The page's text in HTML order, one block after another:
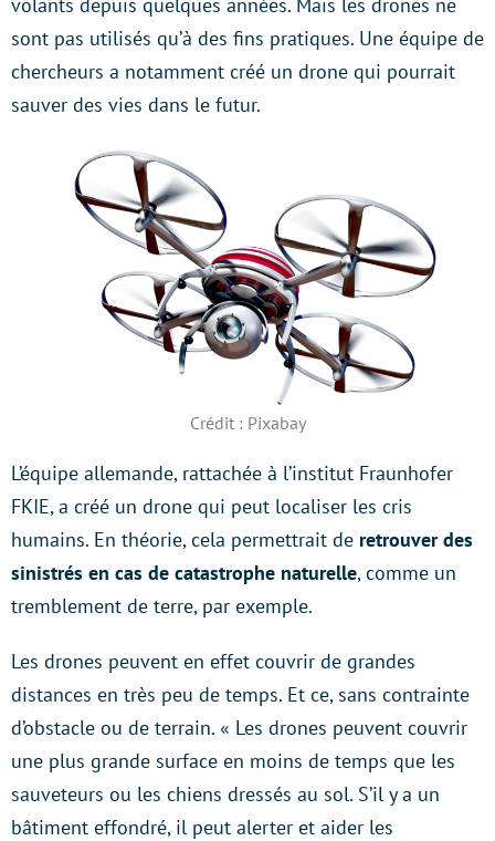
sont pas utilisés qu’à des fins pratiques. Une équipe de
chercheurs a notamment créé un drone qui pourrait
sauver des vies dans le futur.
Crédit : Pixabay
L’équipe allemande, rattachée à l’institut Fraunhofer
FKIE, a créé un drone qui peut localiser les cris
humains. En théorie, cela permettrait de retrouver des
sinistrés en cas de catastrophe naturelle, comme un
tremblement de terre, par exemple.
Les drones peuvent en effet couvrir de grandes
distances en très peu de temps. Et ce, sans contrainte
d’obstacle ou de terrain. « Les drones peuvent couvrir
une plus grande surface en moins de temps que les
sauveteurs ou les chiens dressés au sol. S’il y a un
bâtiment effondré, il peut alerter et aider les